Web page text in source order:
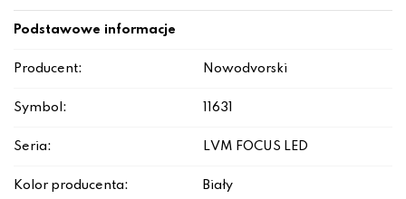
Podstawowe informacje
Producent: Nowodvorski
Symbol: 11631
Seria: LVM FOCUS LED
Kolor producenta: Biały